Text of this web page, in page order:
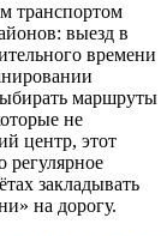
транспортом
выезд в
времени
маршруты
не
центр, этот
регулярное
закладывать
на дорогу.